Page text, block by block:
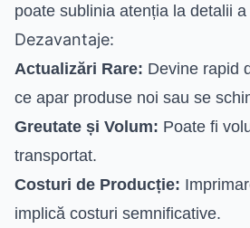
poate sublinia atenția la detalii
Dezavantaje:
Actualizări Rare: Devine rapid
ce apar produse noi sau se
Greutate și Volum: Poate fi
transportat.
Costuri de Producție:
implică costuri semnificative.